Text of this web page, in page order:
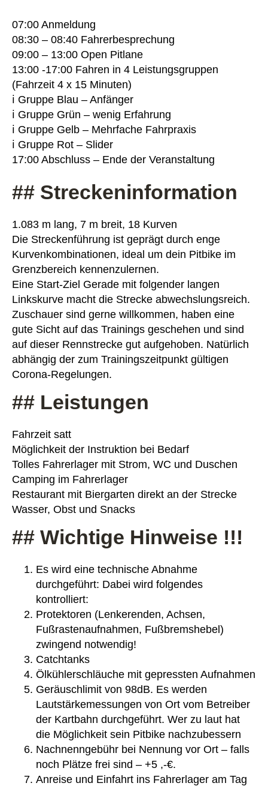
07:00 Anmeldung
08:30 – 08:40 Fahrerbesprechung
09:00 – 13:00 Open Pitlane
13:00 -17:00 Fahren in 4 Leistungsgruppen
(Fahrzeit 4 x 15 Minuten)
ℹ Gruppe Blau – Anfänger
ℹ Gruppe Grün – wenig Erfahrung
ℹ Gruppe Gelb – Mehrfache Fahrpraxis
ℹ Gruppe Rot – Slider
17:00 Abschluss – Ende der Veranstaltung
## Streckeninformation
1.083 m lang, 7 m breit, 18 Kurven
Die Streckenführung ist geprägt durch enge
Kurvenkombinationen, ideal um dein Pitbike im
Grenzbereich kennenzulernen.
Eine Start-Ziel Gerade mit folgender langen
Linkskurve macht die Strecke abwechslungsreich.
Zuschauer sind gerne willkommen, haben eine
gute Sicht auf das Trainings geschehen und sind
auf dieser Rennstrecke gut aufgehoben. Natürlich
abhängig der zum Trainingszeitpunkt gültigen
Corona-Regelungen.
## Leistungen
Fahrzeit satt
Möglichkeit der Instruktion bei Bedarf
Tolles Fahrerlager mit Strom, WC und Duschen
Camping im Fahrerlager
Restaurant mit Biergarten direkt an der Strecke
Wasser, Obst und Snacks
## Wichtige Hinweise !!!
Es wird eine technische Abnahme
durchgeführt: Dabei wird folgendes
kontrolliert:
Protektoren (Lenkerenden, Achsen,
Fußrastenaufnahmen, Fußbremshebel)
zwingend notwendig!
Catchtanks
Ölkühlerschläuche mit gepressten Aufnahmen
Geräuschlimit von 98dB. Es werden
Lautstärkemessungen von Ort vom Betreiber
der Kartbahn durchgeführt. Wer zu laut hat
die Möglichkeit sein Pitbike nachzubessern
Nachnenngebühr bei Nennung vor Ort – falls
noch Plätze frei sind – +5 ,-€.
Anreise und Einfahrt ins Fahrerlager am Tag